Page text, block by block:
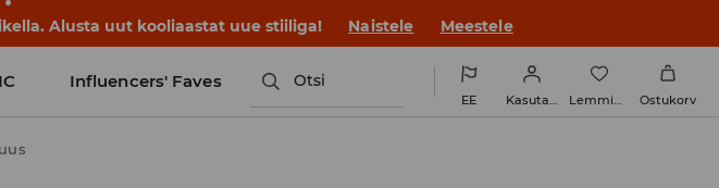
Alusta uut kooliaastat uue stiiliga! Naistele Meestele
Influencers' Faves Otsi
EE Kasutaja Lemmikud Ostukorv